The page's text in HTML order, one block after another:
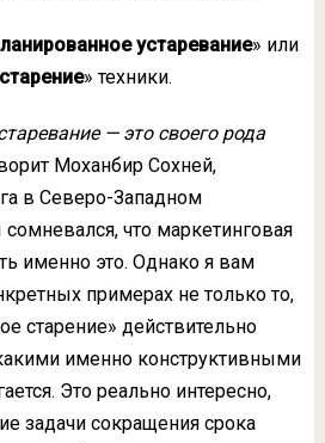
устаревание» или
» техники.
— это своего рода
Моханбир Сохней,
в Северо-Западном
что маркетинговая
именно это. Однако я вам
примерах не только то,
старение» действительно
именно конструктивными
Это реально интересно,
задачи сокращения срока